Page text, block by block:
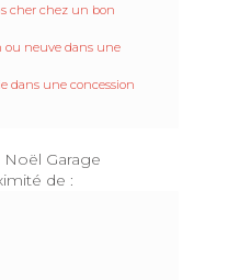
cher chez un bon
ou neuve dans une
dans une concession
Garage
de :